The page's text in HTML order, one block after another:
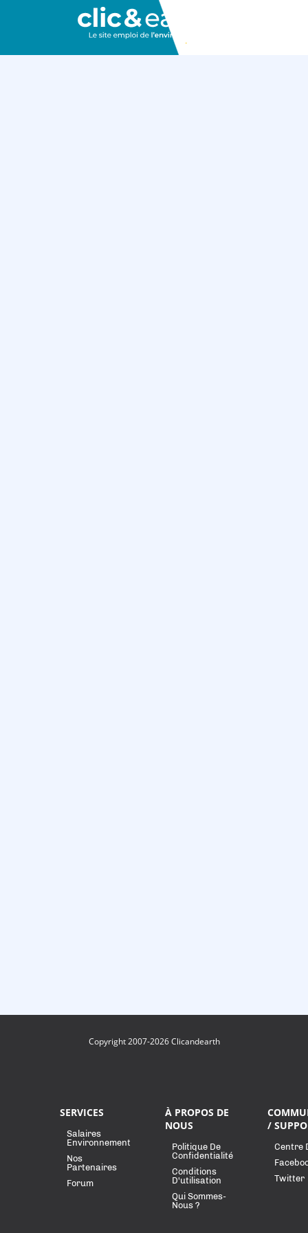
Copyright 2007-2026 Clicandearth
SERVICES
Salaires
Environnement
Nos
Partenaires
Forum
À PROPOS DE
NOUS
Politique De
Confidentialité
Conditions
D'utilisation
Qui Sommes-
Nous ?
/
Centre
Twitter